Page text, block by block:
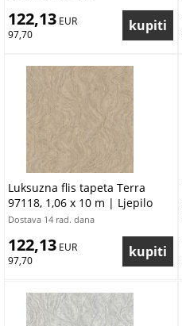
122,13 EUR
97,70
Luksuzna flis tapeta Terra
97118, 1,06 x 10 m | Ljepilo
besplatno
Dostava 14 rad. dana
122,13 EUR
97,70